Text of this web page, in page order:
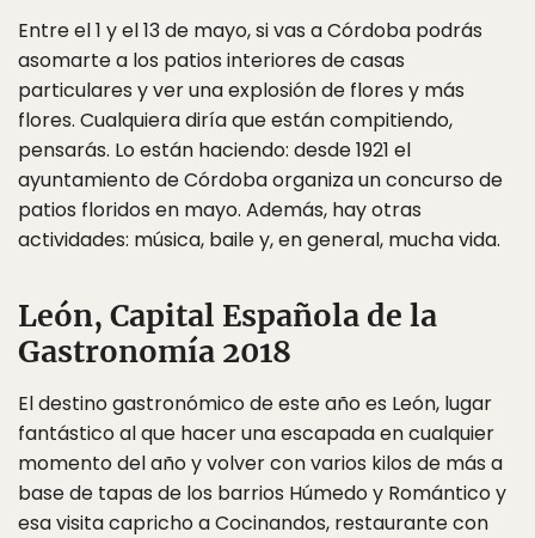
Entre el 1 y el 13 de mayo, si vas a Córdoba podrás
asomarte a los patios interiores de casas
particulares y ver una explosión de flores y más
flores. Cualquiera diría que están compitiendo,
pensarás. Lo están haciendo: desde 1921 el
ayuntamiento de Córdoba organiza un concurso de
patios floridos en mayo. Además, hay otras
actividades: música, baile y, en general, mucha vida.
León, Capital Española de la
Gastronomía 2018
El destino gastronómico de este año es León, lugar
fantástico al que hacer una escapada en cualquier
momento del año y volver con varios kilos de más a
base de tapas de los barrios Húmedo y Romántico y
esa visita capricho a Cocinandos, restaurante con